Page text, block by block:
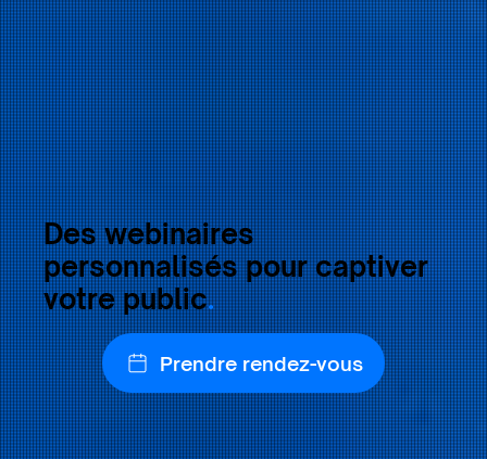
Des webinaires
personnalisés pour captiver
votre public.
Prendre rendez-vous